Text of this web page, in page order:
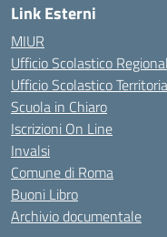
Link Esterni
MIUR
Ufficio Scolastico
Ufficio Scolastico
Scuola in Chiaro
Iscrizioni On Line
Invalsi
Comune di Roma
Buoni Libro
Archivio documentale